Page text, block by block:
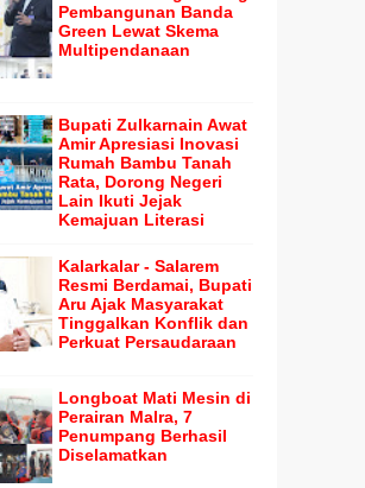
Pembangunan Banda
Green Lewat Skema
Multipendanaan
Bupati Zulkarnain Awat
Amir Apresiasi Inovasi
Rumah Bambu Tanah
Rata, Dorong Negeri
Lain Ikuti Jejak
Kemajuan Literasi
Kalarkalar - Salarem
Resmi Berdamai, Bupati
Aru Ajak Masyarakat
Tinggalkan Konflik dan
Perkuat Persaudaraan
Longboat Mati Mesin di
Perairan Malra, 7
Penumpang Berhasil
Diselamatkan